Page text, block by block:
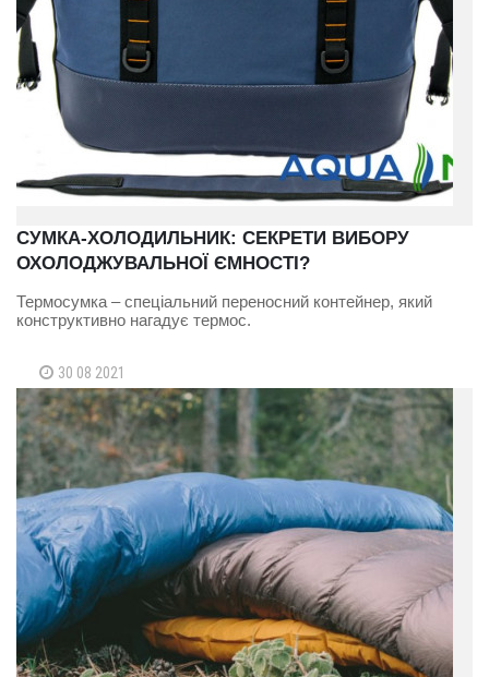
СУМКА-ХОЛОДИЛЬНИК: СЕКРЕТИ ВИБОРУ
ОХОЛОДЖУВАЛЬНОЇ ЄМНОСТІ?
Термосумка – спеціальний переносний контейнер, який
конструктивно нагадує термос.
30 08 2021